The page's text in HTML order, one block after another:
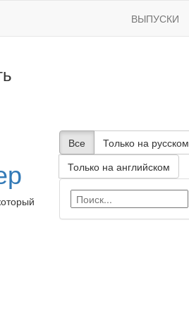
ВЫПУСКИ
Все
Только на русском
Только на английском